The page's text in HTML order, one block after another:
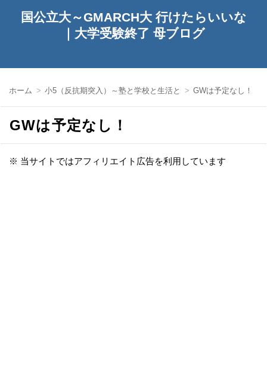
国公立大～GMARCH大 行けたらいいな
｜大学受験終了 母ブログ
ホーム 小5（反抗期突入）～塾と学校と生活と GWは予定なし！
GWは予定なし！
※ 当サイトではアフィリエイト広告を利用しています